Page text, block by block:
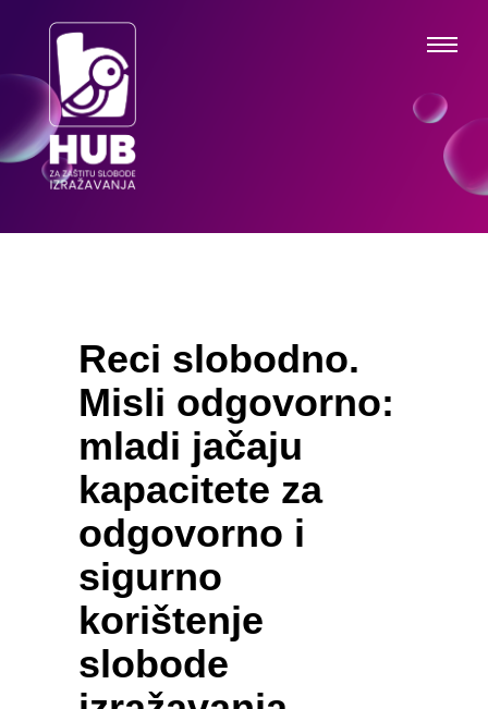
Reci slobodno.
Misli odgovorno:
mladi jačaju
kapacitete za
odgovorno i
sigurno
korištenje
slobode